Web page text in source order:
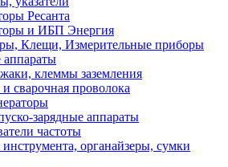
Ресанта
и ИБП Энергия
Клещи, Измерительные приборы
клеммы заземления
сварочная проволока
зарядные аппараты
частоты
органайзеры, сумки